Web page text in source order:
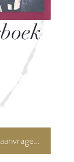
-> aanvragen <-